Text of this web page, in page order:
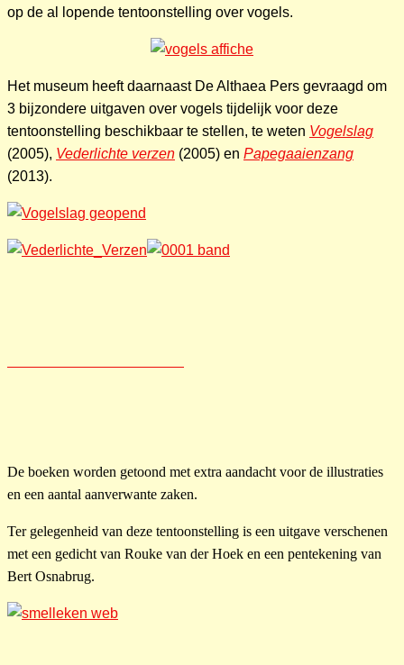
op de al lopende tentoonstelling over vogels.
Het museum heeft daarnaast De Althaea Pers gevraagd om
3 bijzondere uitgaven over vogels tijdelijk voor deze
tentoonstelling beschikbaar te stellen, te weten Vogelslag
(2005), Vederlichte verzen (2005) en Papegaaienzang
(2013).
De boeken worden getoond met extra aandacht voor de illustraties
en een aantal aanverwante zaken.
Ter gelegenheid van deze tentoonstelling is een uitgave verschenen
met een gedicht van Rouke van der Hoek en een pentekening van
Bert Osnabrug.